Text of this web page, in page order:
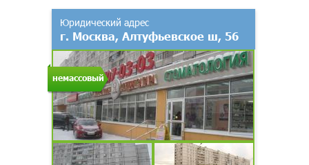
немассовый
Юридический адрес
г. Москва, Алтуфьевское ш, 56